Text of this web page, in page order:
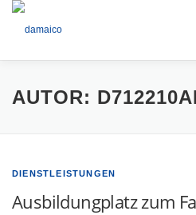
Zum
Home Schwerpunkte
AUTOR:
DIENSTLEISTUNGEN
Ausbildungplatz zum